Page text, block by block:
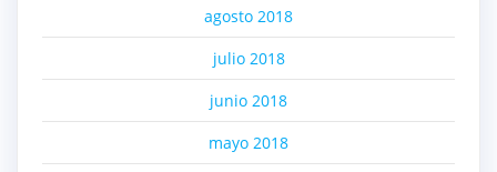
agosto 2018
julio 2018
junio 2018
mayo 2018